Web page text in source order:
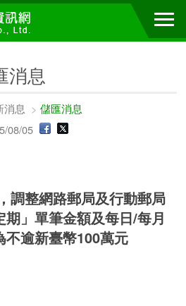
消息
消息 >儲匯消息
08/05
調整網路郵局及行動郵局
期」單筆金額及每日/每月
逾新臺幣100萬元